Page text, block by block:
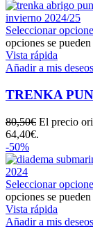
Seleccionar
opciones se
Vista rápida
Añadir a mis deseos
TRENKA
80,50€ El precio
64,40€.
-50%
Seleccionar
opciones se
Vista rápida
Añadir a mis deseos